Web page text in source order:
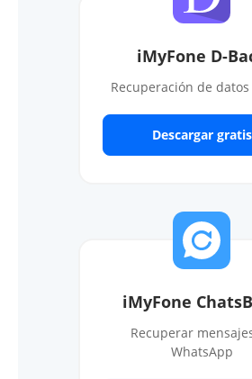
iMyFone D-
Recuperación de datos
Descargar gratis
iMyFone
Recuperar
WhatsApp